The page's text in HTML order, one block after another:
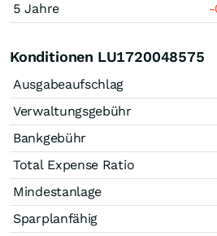
5 Jahre
-
Konditionen LU1720048575
Ausgabeaufschlag
Verwaltungsgebühr
Bankgebühr
Total Expense Ratio
Mindestanlage
Sparplanfähig